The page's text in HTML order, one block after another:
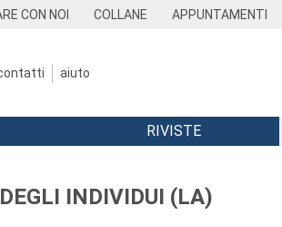
CON NOI COLLANE APPUNTAMENTI
aiuto
RIVISTE
INDIVIDUI (LA)